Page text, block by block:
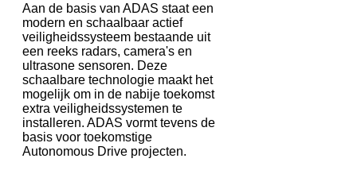
Aan de basis van ADAS staat een
modern en schaalbaar actief
veiligheidssysteem bestaande uit
een reeks radars, camera's en
ultrasone sensoren. Deze
schaalbare technologie maakt het
mogelijk om in de nabije toekomst
extra veiligheidssystemen te
installeren. ADAS vormt tevens de
basis voor toekomstige
Autonomous Drive projecten.